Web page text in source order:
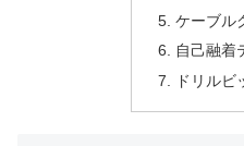
ケーブル
自己融着
ドリルビ